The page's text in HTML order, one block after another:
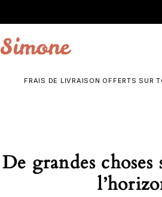
FRAIS DE LIVRAISON OFFERTS SUR
De grandes